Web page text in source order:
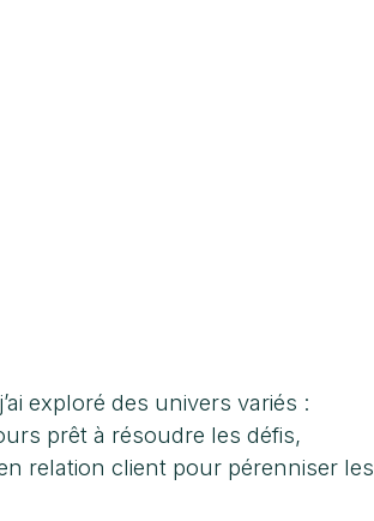
exploré des univers variés :
prêt à résoudre les défis,
relation client pour pérenniser les